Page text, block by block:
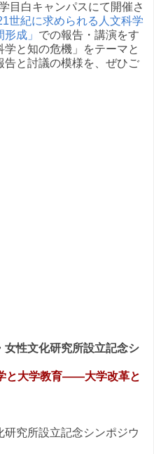
目白キャンパスにて開催さ
世紀に求められる人文科学
成」 での報告・講演をす
と知の危機」をテーマと
告と討議の模様を、ぜひご
性文化研究所設立記念シ
と大学教育――大学改革と
研究所設立記念シンポジウ